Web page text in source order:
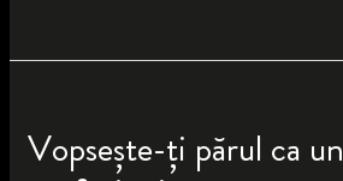
Vopsește-ți părul ca un